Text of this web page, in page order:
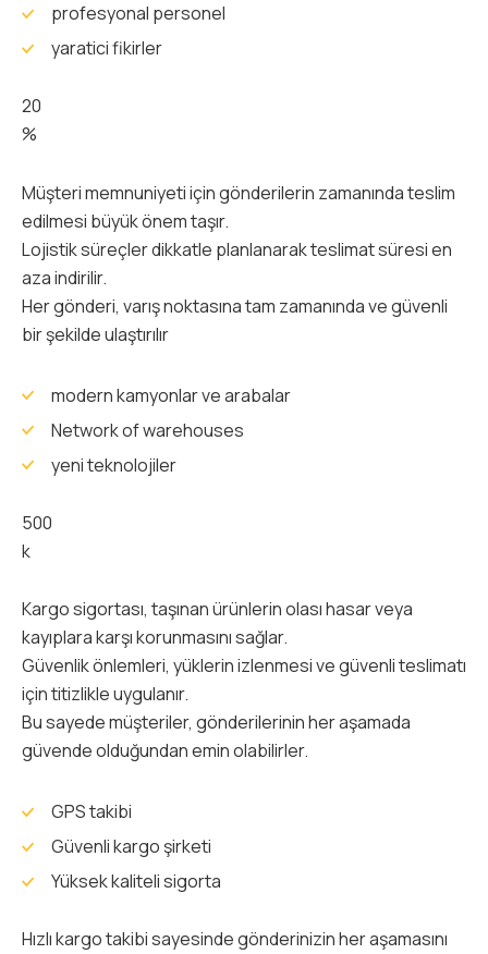
profesyonal personel
yaratici fikirler
20
%
Müşteri memnuniyeti için gönderilerin zamanında teslim
edilmesi büyük önem taşır.
Lojistik süreçler dikkatle planlanarak teslimat süresi en
aza indirilir.
Her gönderi, varış noktasına tam zamanında ve güvenli
bir şekilde ulaştırılır
modern kamyonlar ve arabalar
Network of warehouses
yeni teknolojiler
500
k
Kargo sigortası, taşınan ürünlerin olası hasar veya
kayıplara karşı korunmasını sağlar.
Güvenlik önlemleri, yüklerin izlenmesi ve güvenli teslimatı
için titizlikle uygulanır.
Bu sayede müşteriler, gönderilerinin her aşamada
güvende olduğundan emin olabilirler.
GPS takibi
Güvenli kargo şirketi
Yüksek kaliteli sigorta
Hızlı kargo takibi sayesinde gönderinizin her aşamasını